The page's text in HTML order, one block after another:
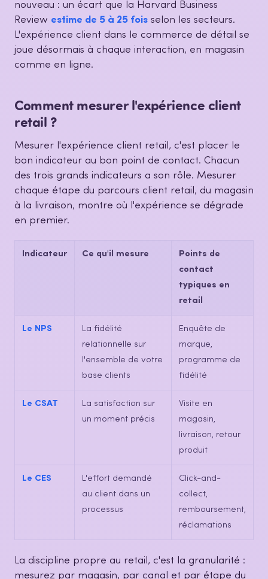
nouveau : un écart que la Harvard Business
Review estime de 5 à 25 fois selon les secteurs.
L'expérience client dans le commerce de détail se
joue désormais à chaque interaction, en magasin
comme en ligne.
Comment mesurer l'expérience client
retail ?
Mesurer l'expérience client retail, c'est placer le
bon indicateur au bon point de contact. Chacun
des trois grands indicateurs a son rôle. Mesurer
chaque étape du parcours client retail, du magasin
à la livraison, montre où l'expérience se dégrade
en premier.
Indicateur Ce qu'il mesure
Points de
contact
typiques en
retail
Le NPS
La fidélité
relationnelle sur
l'ensemble de votre
base clients
Enquête de
marque,
programme de
fidélité
Le CSAT
La satisfaction sur
un moment précis
Visite en
magasin,
livraison, retour
produit
Le CES
L'effort demandé
au client dans un
processus
Click-and-
collect,
remboursement,
réclamations
La discipline propre au retail, c'est la granularité :
mesurez par magasin, par canal et par étape du